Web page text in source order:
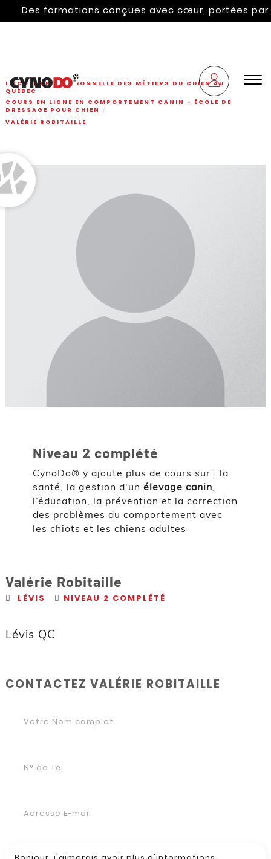
Des formations conçues avec cœur, portées par
L'ÉCOLE PROFESSIONNELLE DES MÉTIERS DU CHIEN AU
QUÉBEC
COURS EN LIGNE EN COMPORTEMENT CANIN - ÉCOLE DE
DRESSAGE POUR CHIEN
VALÉRIE ROBITAILLE
Valérie Robitaille
LÉVIS NIVEAU 2 COMPLÉTÉ
Lévis QC
CONTACTEZ VALÉRIE ROBITAILLE
Niveau 2 complété
CynoDo® y ajoute plus de cours sur : la
santé, la gestion d'un élevage canin,
l’éducation, la prévention et la correction
des problèmes du comportement avec
les chiots et les chiens adultes